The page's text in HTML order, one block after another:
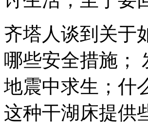
齐塔人谈到关于
哪些安全措施 ；
地震中求生 ；什
这种干湖床提供